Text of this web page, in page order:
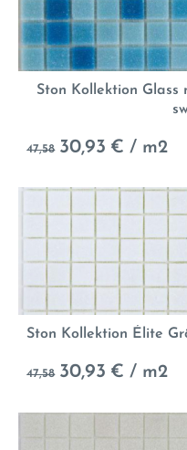
Ston Kollektion Glass
47,58 30,93 € / m2
Ston Kollektion Élite
47,58 30,93 € / m2